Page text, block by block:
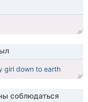
girl down to earth
соблюдаться